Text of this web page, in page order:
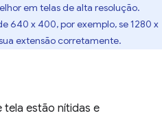
em telas de alta resolução.
640 x 400, por exemplo, se 1280 x
extensão corretamente.
tela estão nítidas e